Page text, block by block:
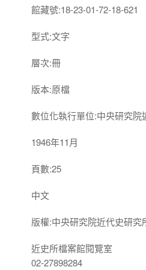
館藏號:18-23-01-72-18-621
型式:文字
層次:冊
版本:原檔
數位化執行單位:中央研究院
1946年11月
頁數:25
中文
版權:中央研究院近代史研究
近史所檔案館閱覽室
02-27898284